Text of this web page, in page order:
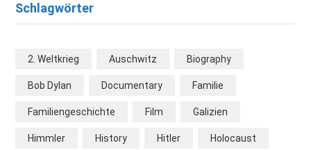
Schlagwörter
2. Weltkrieg Auschwitz Biography
Bob Dylan Documentary Familie
Familiengeschichte Film Galizien
Himmler History Hitler Holocaust